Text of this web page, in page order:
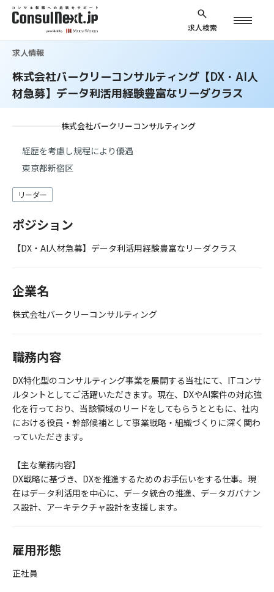
求人検索
求人情報
株式会社バークリーコンサルティング【DX・AI人
材急募】データ利活用経験豊富なリーダクラス
株式会社バークリーコンサルティング
経歴を考慮し規程により優遇
東京都新宿区
リーダー
ポジション
【DX・AI人材急募】データ利活用経験豊富なリーダクラス
企業名
株式会社バークリーコンサルティング
職務内容
DX特化型のコンサルティング事業を展開する当社にて、ITコンサ
ルタントとしてご活躍いただきます。現在、DXやAI案件の対応強
化を行っており、当該領域のリードをしてもらうとともに、社内
における役員・幹部候補として事業戦略・組織づくりに深く関わ
っていただきます。
【主な業務内容】
DX戦略に基づき、DXを推進するためのお手伝いをする仕事。現
在はデータ利活用を中心に、データ統合の推進、データガバナン
ス設計、アーキテクチャ設計を支援します。
雇用形態
正社員